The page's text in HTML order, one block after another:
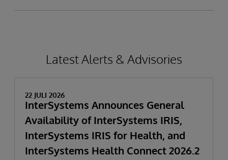
Latest Alerts & Advisories
22 JULI 2026
InterSystems Announces General
Availability of InterSystems IRIS,
InterSystems IRIS for Health, and
InterSystems Health Connect 2026.2